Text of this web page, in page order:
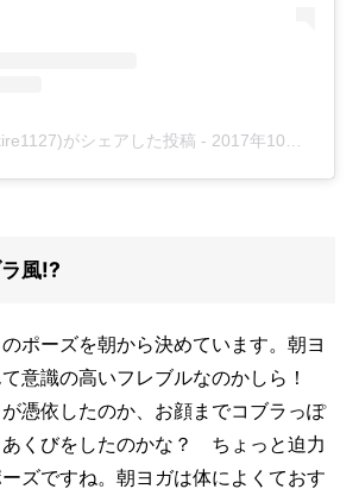
がシェアした投稿 - 2017年10月月20日午前4時08分PDT
ラ風!?
ポーズを朝から決めています。朝ヨ
意識の高いフレブルなのかしら！
憑依したのか、お顔までコブラっぽ
あくびをしたのかな？ ちょっと迫力
ズですね。朝ヨガは体によくておす